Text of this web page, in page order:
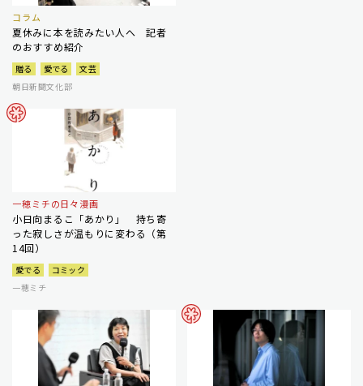
コラム
夏休みに本を読みたい人へ 記者
のおすすめ紹介
贈る 愛でる
文芸
朝日新聞文化部
一穂ミチの日々漫画
小日向まるこ「あかり」 持ち寄
った寂しさが温もりに変わる（第
14回）
愛でる
コミック
一穂ミチ